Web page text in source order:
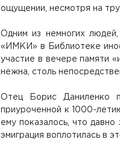
ощущении, несмотря на
Одним из немногих
«ИМКИ» в Библиотеке
участие в вечере памяти
нежна, столь
Отец Борис Даниленко
приуроченной к 1000-
ему показалось, что
эмиграция воплотилась в